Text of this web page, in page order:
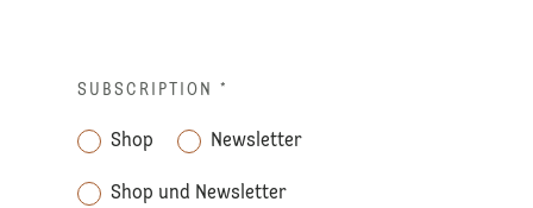
SUBSCRIPTION *
Shop Newsletter
Shop und Newsletter